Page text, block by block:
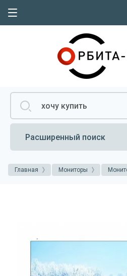
Расширенный поиск
Главная Мониторы